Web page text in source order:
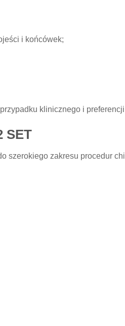
i końcówek;
klinicznego i
SET
szerokiego zakresu procedur